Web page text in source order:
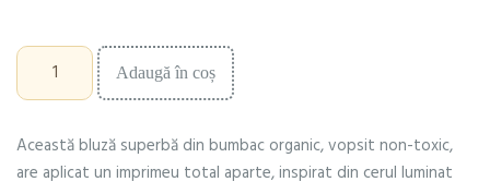
Cantitate
Bluză
˝aurora
Adaugă în coș
Această bluză superbă din bumbac organic, vopsit non-toxic,
are aplicat un imprimeu total aparte, inspirat din cerul luminat